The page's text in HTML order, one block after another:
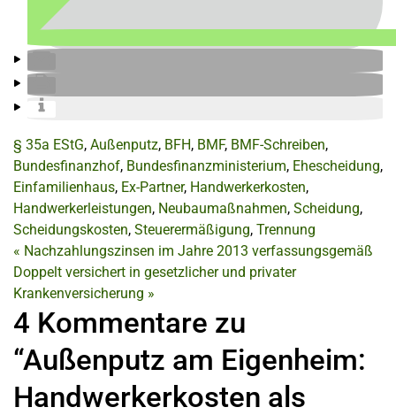
§ 35a EStG, Außenputz, BFH, BMF, BMF-Schreiben,
Bundesfinanzhof, Bundesfinanzministerium, Ehescheidung,
Einfamilienhaus, Ex-Partner, Handwerkerkosten,
Handwerkerleistungen, Neubaumaßnahmen, Scheidung,
Scheidungskosten, Steuerermäßigung, Trennung
« Nachzahlungszinsen im Jahre 2013 verfassungsgemäß
Doppelt versichert in gesetzlicher und privater
Krankenversicherung »
4 Kommentare zu
“Außenputz am Eigenheim:
Handwerkerkosten als